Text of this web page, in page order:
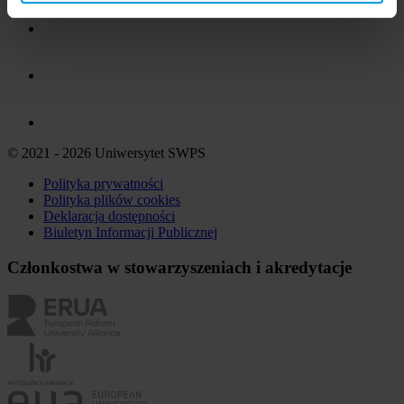
© 2021 - 2026 Uniwersytet SWPS
Polityka prywatności
Polityka plików cookies
Deklaracja dostępności
Biuletyn Informacji Publicznej
Członkostwa w stowarzyszeniach i akredytacje